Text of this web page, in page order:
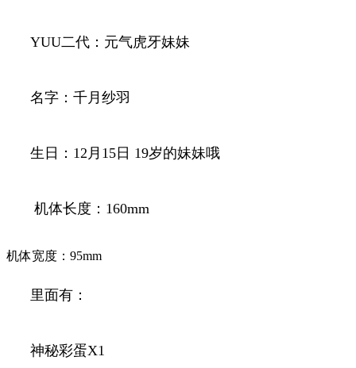
YUU二代：元气虎牙妹妹
名字：千月纱羽
生日：12月15日 19岁的妹妹哦
机体长度：160mm
机体宽度：95mm
里面有：
神秘彩蛋X1